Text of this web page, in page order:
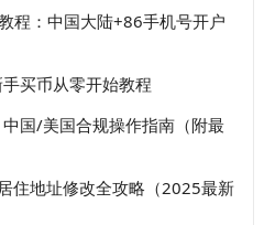
转账、手续费、到账时间和
单，避免付错款、超时取消
程：中国大陆+86手机号开户
买币从零开始教程
国/美国合规操作指南（附最
住地址修改全攻略（2025最新